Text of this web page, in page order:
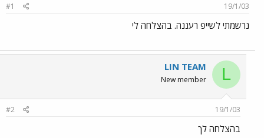
ש
א
ר
19/1/03
#1
נרשמתי לשייפ רעננה. בהצלחה לי
L
LIN TEAM
New member
19/1/03
#2
בהצלחה לך